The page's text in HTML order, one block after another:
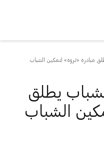
مبادرة «ثروة» لتمكين الشباب
يطلق
الشباب